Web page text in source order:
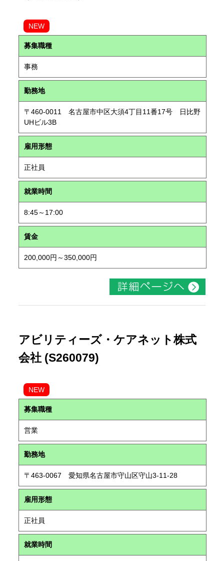
NEW
募集職種
事務
勤務地
〒460-0011 名古屋市中区大須4丁目11番17号 日比野
UHビル3B
雇用形態
正社員
就業時間
8:45～17:00
賃金
200,000円～350,000円
アビリティーズ・ケアネット株式
会社 (S260079)
NEW
募集職種
営業
勤務地
〒463-0067 愛知県名古屋市守山区守山3-11-28
雇用形態
正社員
就業時間